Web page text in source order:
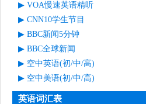
VOA慢速英语精听
CNN10学生节目
BBC新闻5分钟
BBC全球新闻
空中英语(初/中/高)
空中美语(初/中/高)
英语词汇表